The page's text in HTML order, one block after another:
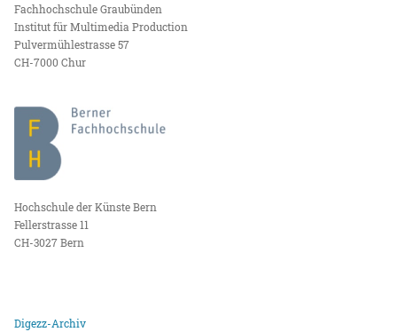
Fachhochschule Graubünden
Institut für Multimedia Production
Pulvermühlestrasse 57
CH-7000 Chur
Hochschule der Künste Bern
Fellerstrasse 11
CH-3027 Bern
Digezz-Archiv